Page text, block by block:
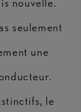
seulement
une
le